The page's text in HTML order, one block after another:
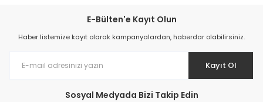
E-Bülten'e Kayıt Olun
Haber listemize kayıt olarak kampanyalardan, haberdar olabilirsiniz.
Kayıt Ol
Sosyal Medyada Bizi Takip Edin